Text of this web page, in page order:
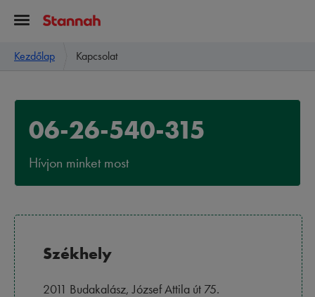
Kezdőlap Kapcsolat
06-26-540-315
Hívjon minket most
Székhely
2011 Budakalász, József Attila út 75.